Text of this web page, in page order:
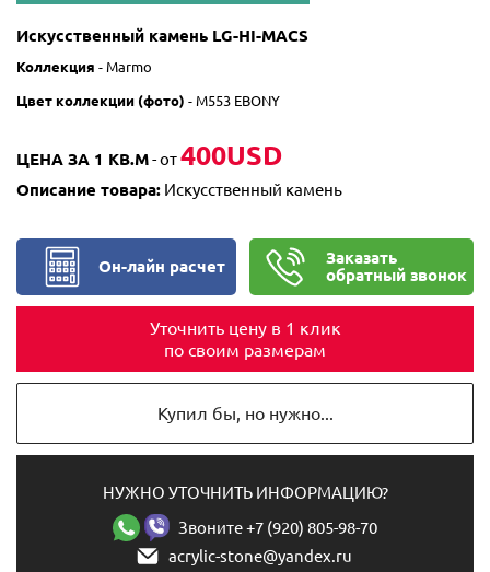
Искусственный камень LG-HI-MACS
Коллекция - Marmo
Цвет коллекции (фото) - M553 EBONY
ЦЕНА ЗА 1 КВ.М- от400USD
Описание товара: Искусственный камень
Он-лайн расчет
Заказать
обратный звонок
Уточнить цену в 1 клик
по своим размерам
Купил бы, но нужно...
НУЖНО УТОЧНИТЬ ИНФОРМАЦИЮ?
Звоните +7 (920) 805-98-70
acrylic-stone@yandex.ru